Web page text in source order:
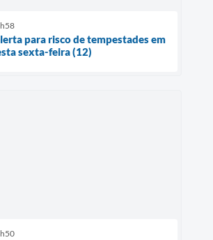
para risco de tempestades em
sexta-feira (12)